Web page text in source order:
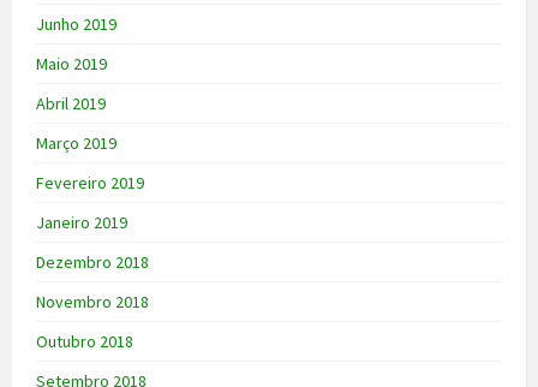
Junho 2019
Maio 2019
Abril 2019
Março 2019
Fevereiro 2019
Janeiro 2019
Dezembro 2018
Novembro 2018
Outubro 2018
Setembro 2018